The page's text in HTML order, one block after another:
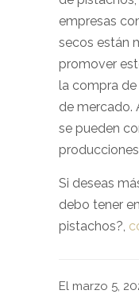
empresas
secos están
promover
la compra
de mercado.
se pueden
Si deseas
debo tener
pistachos?,
El marzo 5,